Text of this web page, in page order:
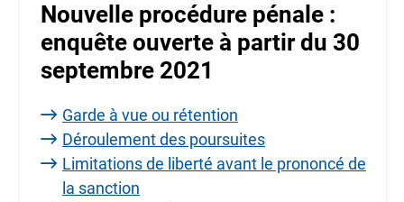
Nouvelle procédure pénale :
enquête ouverte à partir du 30
septembre 2021
Garde à vue ou rétention
Déroulement des poursuites
Limitations de liberté avant le prononcé de
la sanction